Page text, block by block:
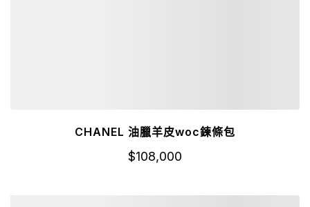
CHANEL 油臘羊皮woc鍊條包
$108,000